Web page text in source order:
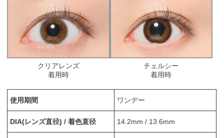
クリアレンズ
着用時
チェルシー
着用時
使用期間 ワンデー
DIA(レンズ直径) / 着色直径 14.2mm / 13.6mm